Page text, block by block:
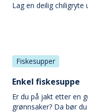
Lag en deilig chiligryte
Fiskesupper
Enkel fiskesuppe
Er du på jakt etter en
grønnsaker? Da bør